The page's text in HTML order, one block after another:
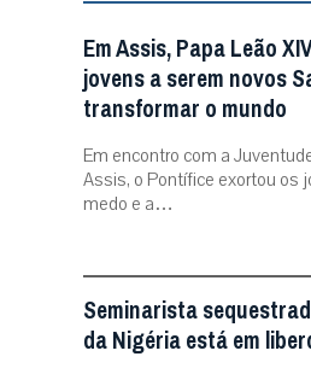
Em Assis, Papa Leão
jovens a serem novos
transformar o mundo
Em encontro com a
Assis, o Pontífice exortou os
medo e a…
Seminarista
da Nigéria está em